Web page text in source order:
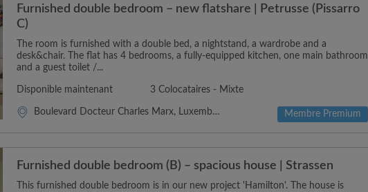
Furnished double bedroom – new flatshare | Petrusse (Pissarro
C)
The room is furnished with a double bed, a nightstand, a wardrobe and a
desk&chair. The flat has 4 bedrooms, a fully-equipped kitchen, one main bathroom
and a guest toilet /...
Disponible maintenant 3 Colocataires - Mixte
Boulevard Docteur Charles Marx, Luxembourg Membre Premium
Furnished double bedroom (B) – spacious house | Strassen
This furnished double bedroom is in our new project 'Hamilton'. The house is